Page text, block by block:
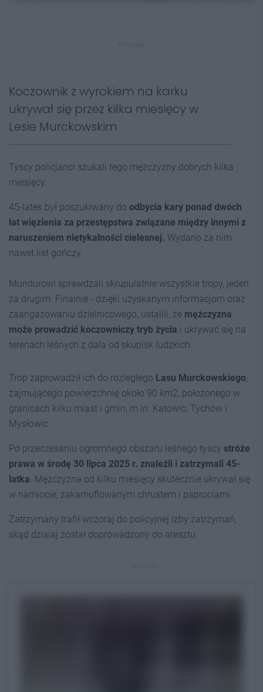
Koczownik z wyrokiem na karku
ukrywał się przez kilka miesięcy w
Lesie Murckowskim
Tyscy policjanci szukali tego mężczyzny dobrych kilka
miesięcy.
45-latek był poszukiwany do odbycia kary ponad dwóch
lat więzienia za przestępstwa związane między innymi z
naruszeniem nietykalności cielesnej. Wydano za nim
nawet list gończy.
Mundurowi sprawdzali skrupulatnie wszystkie tropy, jeden
za drugim. Finalnie - dzięki uzyskanym informacjom oraz
zaangażowaniu dzielnicowego, ustalili, że mężczyzna
może prowadzić koczowniczy tryb życia i ukrywać się na
terenach leśnych z dala od skupisk ludzkich.
Trop zaprowadził ich do rozległego Lasu Murckowskiego,
zajmującego powierzchnię około 90 km2, położonego w
granicach kilku miast i gmin, m.in. Katowic, Tychów i
Mysłowic.
Po przeczesaniu ogromnego obszaru leśnego tyscy stróże
prawa w środę 30 lipca 2025 r. znaleźli i zatrzymali 45-
latka. Mężczyzna od kilku miesięcy skutecznie ukrywał się
w namiocie, zakamuflowanym chrustem i paprociami.
Zatrzymany trafił wczoraj do policyjnej izby zatrzymań,
skąd dzisiaj został doprowadzony do aresztu.